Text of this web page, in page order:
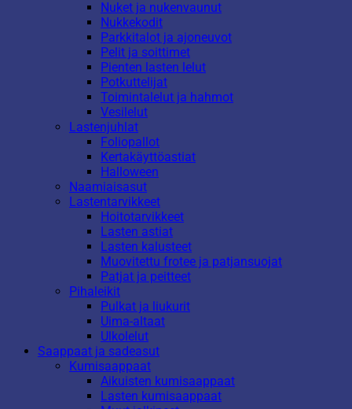
Nuket ja nukenvaunut
Nukkekodit
Parkkitalot ja ajoneuvot
Pelit ja soittimet
Pienten lasten lelut
Potkuttelijat
Toimintalelut ja hahmot
Vesilelut
Lastenjuhlat
Foliopallot
Kertakäyttöastiat
Halloween
Naamiaisasut
Lastentarvikkeet
Hoitotarvikkeet
Lasten astiat
Lasten kalusteet
Muovitettu frotee ja patjansuojat
Patjat ja peitteet
Pihaleikit
Pulkat ja liukurit
Uima-altaat
Ulkolelut
Saappaat ja sadeasut
Kumisaappaat
Aikuisten kumisaappaat
Lasten kumisaappaat